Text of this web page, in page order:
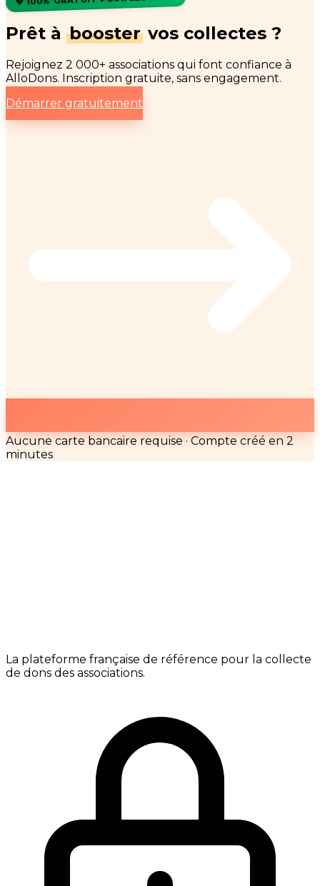
Prêt à booster vos collectes ?
Rejoignez 2 000+ associations qui font confiance à
AlloDons. Inscription gratuite, sans engagement.
Démarrer gratuitement
Aucune carte bancaire requise · Compte créé en 2
minutes
La plateforme française de référence pour la collecte
de dons des associations.